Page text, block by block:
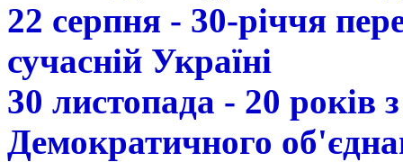
22 серпня - 30-річчя
сучасній Україні
30 листопада - 20 років
Демократичного